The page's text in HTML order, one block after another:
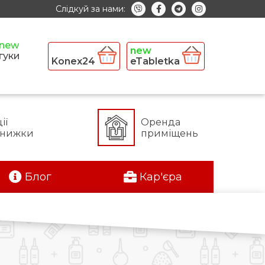
Слідкуй за нами:
Konex24 eTabletka
Оренда
приміщень
Блог Кар'єра